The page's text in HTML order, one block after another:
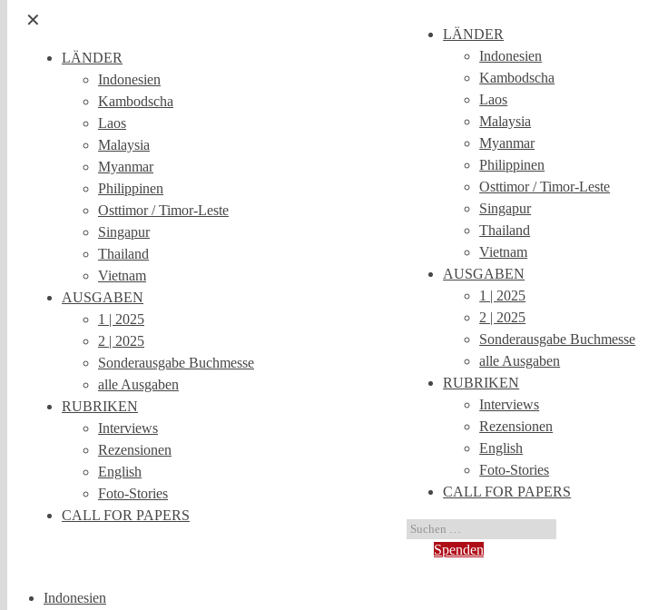
✕
LÄNDER
Indonesien
Kambodscha
Laos
Malaysia
Myanmar
Philippinen
Osttimor / Timor-Leste
Singapur
Thailand
Vietnam
AUSGABEN
1 | 2025
2 | 2025
Sonderausgabe Buchmesse
alle Ausgaben
RUBRIKEN
Interviews
Rezensionen
English
Foto-Stories
CALL FOR PAPERS
LÄNDER
Indonesien
Kambodscha
Laos
Malaysia
Myanmar
Philippinen
Osttimor / Timor-Leste
Singapur
Thailand
Vietnam
AUSGABEN
1 | 2025
2 | 2025
Sonderausgabe Buchmesse
alle Ausgaben
RUBRIKEN
Interviews
Rezensionen
English
Foto-Stories
CALL FOR PAPERS
Spenden
Indonesien